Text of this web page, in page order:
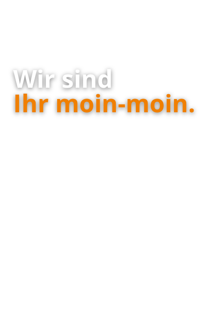
Wir sind
Ihr moin-moin.